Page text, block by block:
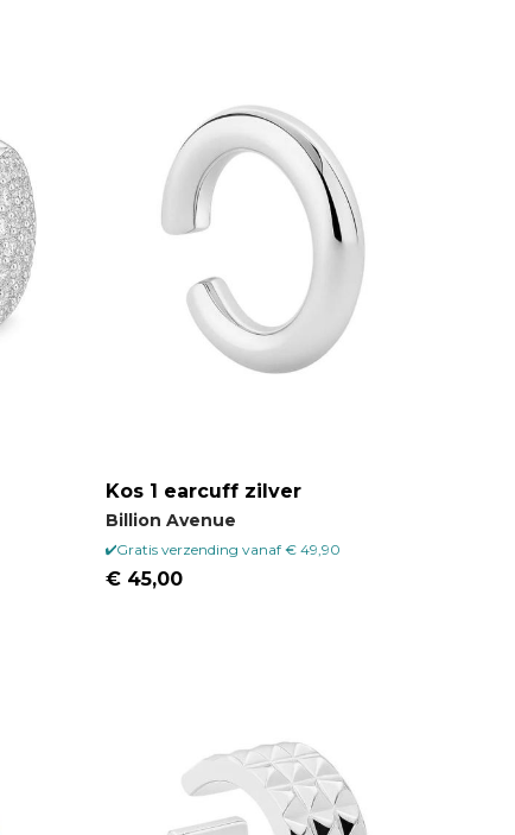
Kos 1 earcuff zilver
Billion Avenue
Gratis verzending vanaf € 49,90
€ 45,00